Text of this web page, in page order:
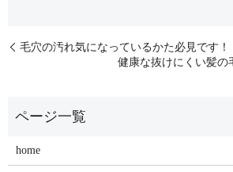
毛穴の汚れ気になっているかた必見です！
健康な抜けにくい髪の
home